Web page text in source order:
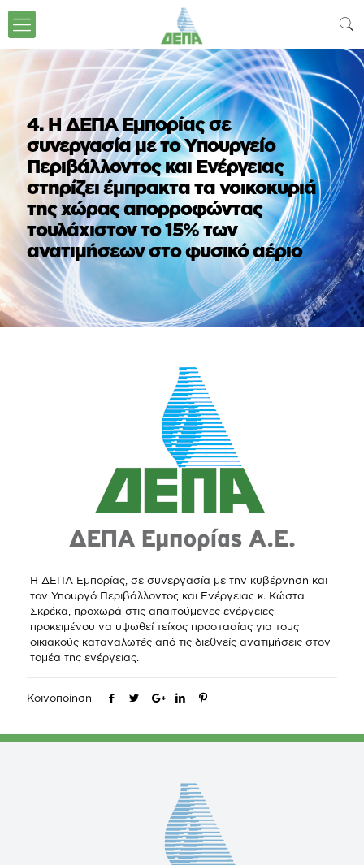
4. Η ΔΕΠΑ Εμπορίας σε
συνεργασία με το Υπουργείο
Περιβάλλοντος και Ενέργειας
στηρίζει έμπρακτα τα νοικοκυριά
της χώρας απορροφώντας
τουλάχιστον το 15% των
ανατιμήσεων στο φυσικό αέριο
Η ΔΕΠΑ Εμπορίας, σε συνεργασία με την κυβέρνηση και
τον Υπουργό Περιβάλλοντος και Ενέργειας κ. Κώστα
Σκρέκα, προχωρά στις απαιτούμενες ενέργειες
προκειμένου να υψωθεί τείχος προστασίας για τους
οικιακούς καταναλωτές από τις διεθνείς ανατιμήσεις στον
τομέα της ενέργειας.
Κοινοποίηση